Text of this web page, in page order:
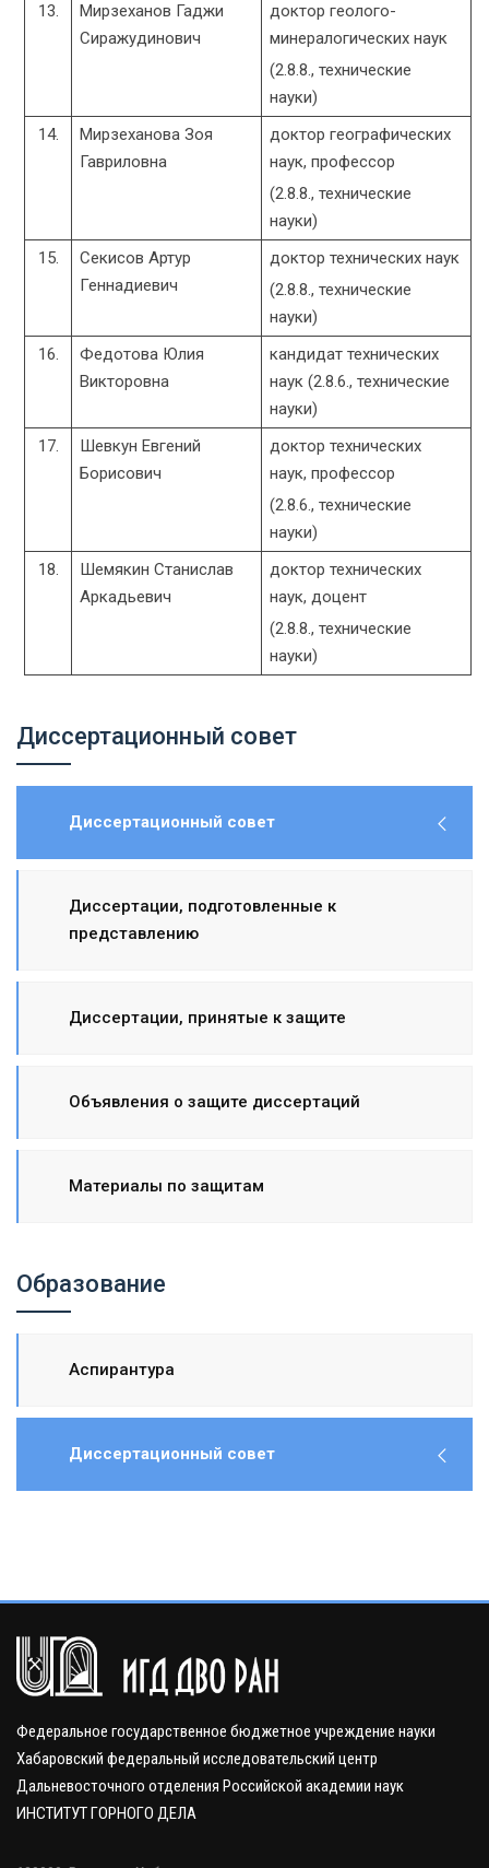
13.
Мирзеханов Гаджи
Сиражудинович
доктор геолого-
минералогических наук
(2.8.8., технические
науки)
14.
Мирзеханова Зоя
Гавриловна
доктор географических
наук, профессор
(2.8.8., технические
науки)
15.
Секисов Артур
Геннадиевич
доктор технических наук
(2.8.8., технические
науки)
16.
Федотова Юлия
Викторовна
кандидат технических
наук (2.8.6., технические
науки)
17.
Шевкун Евгений
Борисович
доктор технических
наук, профессор
(2.8.6., технические
науки)
18.
Шемякин Станислав
Аркадьевич
доктор технических
наук, доцент
(2.8.8., технические
науки)
Диссертационный совет
Диссертационный совет
Диссертации, подготовленные к
представлению
Диссертации, принятые к защите
Объявления о защите диссертаций
Материалы по защитам
Образование
Аспирантура
Диссертационный совет
Федеральное государственное бюджетное учреждение науки
Хабаровский федеральный исследовательский центр
Дальневосточного отделения Российской академии наук
ИНСТИТУТ ГОРНОГО ДЕЛА